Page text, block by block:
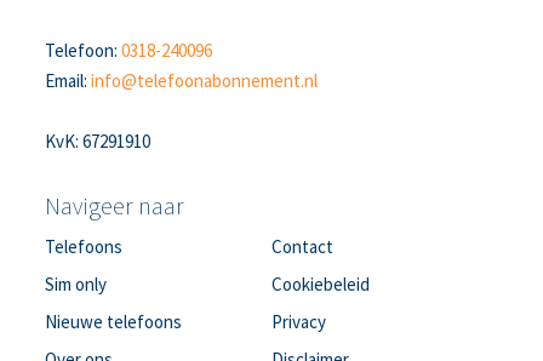
Telefoon:0318-240096
Email:info@telefoonabonnement.nl
KvK: 67291910
Navigeer naar
Telefoons
Sim only
Nieuwe telefoons
Contact
Cookiebeleid
Privacy